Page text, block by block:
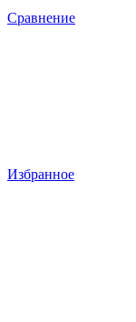
Сравнение
Избранное